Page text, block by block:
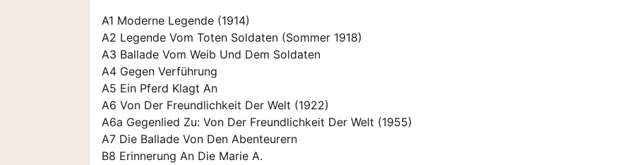
A1 Moderne Legende (1914)
A2 Legende Vom Toten Soldaten (Sommer 1918)
A3 Ballade Vom Weib Und Dem Soldaten
A4 Gegen Verführung
A5 Ein Pferd Klagt An
A6 Von Der Freundlichkeit Der Welt (1922)
A6a Gegenlied Zu: Von Der Freundlichkeit Der Welt (1955)
A7 Die Ballade Von Den Abenteurern
B8 Erinnerung An Die Marie A.